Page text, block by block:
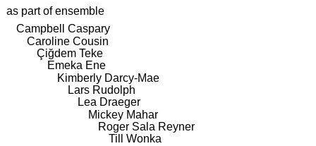
as part of ensemble
Campbell Caspary
Caroline Cousin
Çiğdem Teke
Emeka Ene
Kimberly Darcy-Mae
Lars Rudolph
Lea Draeger
Mickey Mahar
Roger Sala Reyner
Till Wonka